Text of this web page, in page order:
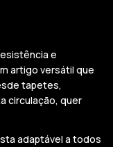
e
artigo versátil que
tapetes,
circulação, quer
adaptável a todos